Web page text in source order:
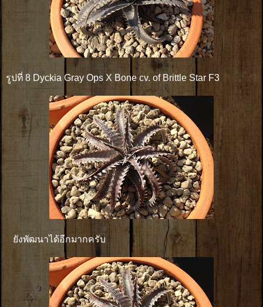
รูปที่ 8 Dyckia Gray Ops X Bone cv. of Brittle Star F3
ยังพัฒนาได้อีกมากครับ